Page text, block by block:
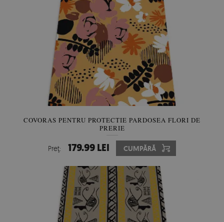
COVORAS PENTRU PROTECTIE PARDOSEA FLORI DE
PRERIE
Preţ: 179.99 LEI CUMPĂRĂ